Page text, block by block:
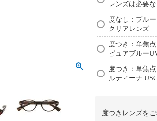
レンズは必要
度なし：ブル
クリアレンズ
度つき：単焦
ピュアブルー
度つき：単焦
ルティーナ
度つきレンズを